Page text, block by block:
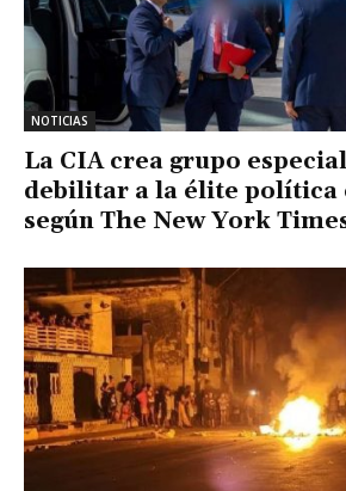
NOTICIAS
La CIA crea grupo
debilitar a la élite política
según The New York